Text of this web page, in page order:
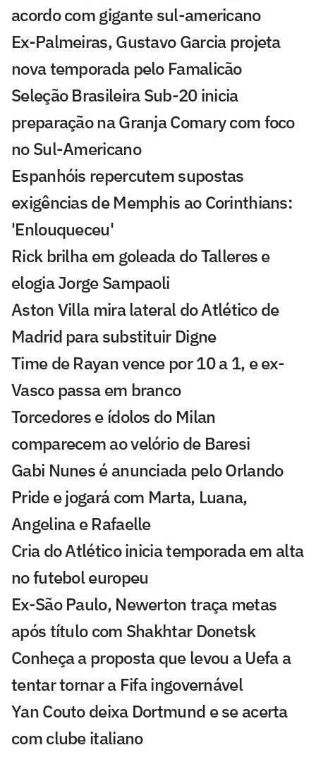
acordo com gigante sul-americano
Ex-Palmeiras, Gustavo Garcia projeta
nova temporada pelo Famalicão
Seleção Brasileira Sub-20 inicia
preparação na Granja Comary com foco
no Sul-Americano
Espanhóis repercutem supostas
exigências de Memphis ao Corinthians:
'Enlouqueceu'
Rick brilha em goleada do Talleres e
elogia Jorge Sampaoli
Aston Villa mira lateral do Atlético de
Madrid para substituir Digne
Time de Rayan vence por 10 a 1, e ex-
Vasco passa em branco
Torcedores e ídolos do Milan
comparecem ao velório de Baresi
Gabi Nunes é anunciada pelo Orlando
Pride e jogará com Marta, Luana,
Angelina e Rafaelle
Cria do Atlético inicia temporada em alta
no futebol europeu
Ex-São Paulo, Newerton traça metas
após título com Shakhtar Donetsk
Conheça a proposta que levou a Uefa a
tentar tornar a Fifa ingovernável
Yan Couto deixa Dortmund e se acerta
com clube italiano